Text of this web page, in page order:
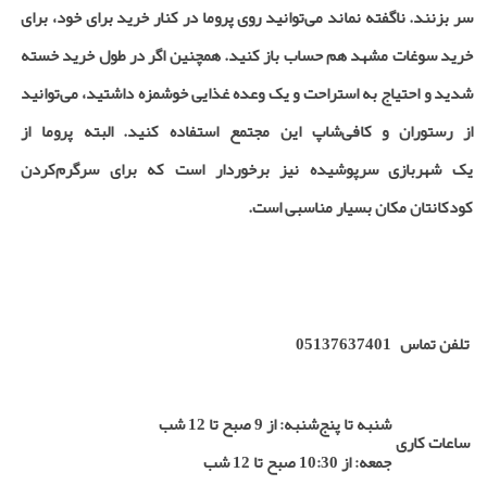
سر بزنند. ناگفته نماند می‌توانید روی پروما در کنار خرید برای خود، برای
خرید سوغات مشهد هم حساب باز کنید. همچنین اگر در طول خرید خسته
شدید و احتیاج به استراحت و یک وعده غذایی خوشمزه داشتید، می‌توانید
از رستوران و کافی‌شاپ این مجتمع استفاده کنید. البته پروما از
یک شهربازی سرپوشیده نیز برخوردار است که برای سرگرم‌کردن
کودکانتان مکان بسیار مناسبی است.
تلفن تماس 05137637401
ساعات کاری
شنبه تا پنج‌شنبه: از 9 صبح تا 12 شب
جمعه: از 10:30 صبح تا 12 شب